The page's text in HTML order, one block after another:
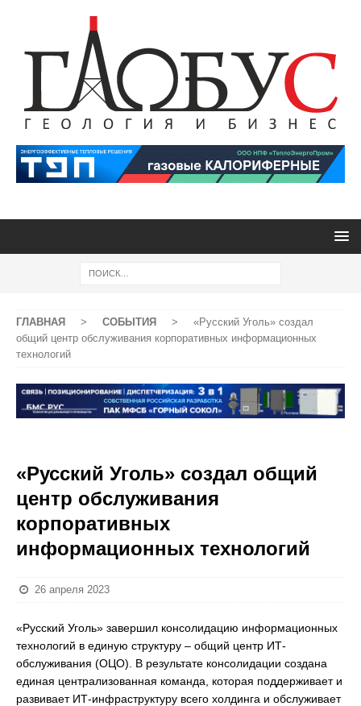
ГЛАВНАЯ > СОБЫТИЯ >
«Русский Уголь» создал
общий центр обслуживания корпоративных информационных
технологий
«Русский Уголь» создал общий
центр обслуживания
корпоративных
информационных технологий
26 апреля 2023
«Русский Уголь» завершил консолидацию информационных
технологий в единую структуру – общий центр ИТ-
обслуживания (ОЦО). В результате консолидации создана
единая централизованная команда, которая поддерживает и
развивает ИТ-инфраструктуру всего холдинга и обслуживает